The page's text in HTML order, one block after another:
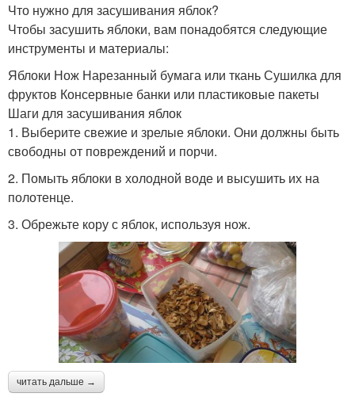
Что нужно для засушивания яблок?
Чтобы засушить яблоки, вам понадобятся следующие
инструменты и материалы:
Яблоки Нож Нарезанный бумага или ткань Сушилка для
фруктов Консервные банки или пластиковые пакеты
Шаги для засушивания яблок
1. Выберите свежие и зрелые яблоки. Они должны быть
свободны от повреждений и порчи.
2. Помыть яблоки в холодной воде и высушить их на
полотенце.
3. Обрежьте кору с яблок, используя нож.
читать дальше →